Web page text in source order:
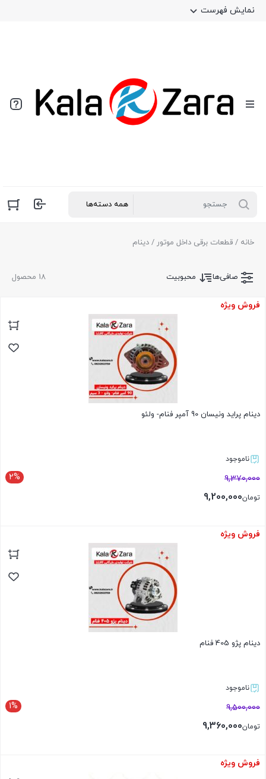
نمایش فهرست
خانه / قطعات برقی داخل موتور / دینام
18 محصول صافی‌ها محبوبیت
فروش ویژه
دینام پراید ونیسان 90 آمپر فنام- ولئو
ناموجود
2% 9,370,000
تومان9,200,000
بستن
فروش ویژه
دینام پژو 405 فنام
ناموجود
1% 9,500,000
تومان9,360,000
بستن
فروش ویژه